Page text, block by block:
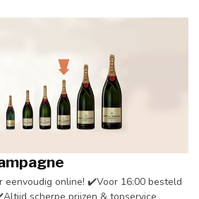
eenvoudig online! ✔️Voor 16:00 besteld